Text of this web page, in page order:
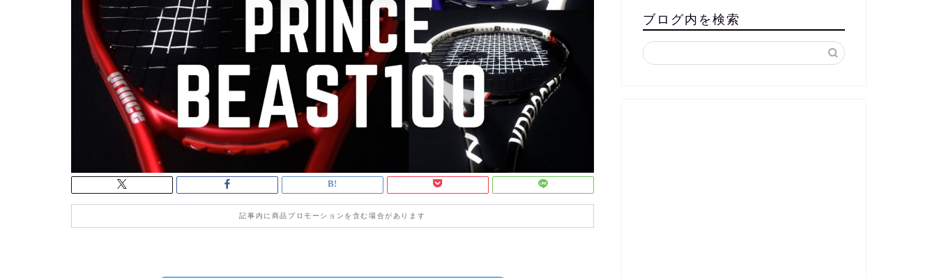
記事内に商品プロモーションを含む場合があります
ブログ内を検索